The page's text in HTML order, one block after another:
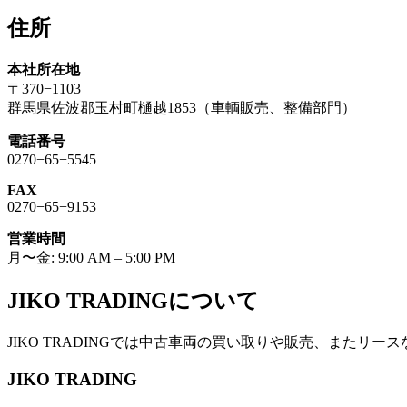
住所
本社所在地
〒370−1103
群馬県佐波郡玉村町樋越1853（車輌販売、整備部門）
電話番号
0270−65−5545
FAX
0270−65−9153
営業時間
月〜金: 9:00 AM – 5:00 PM
JIKO TRADINGについて
JIKO TRADINGでは中古車両の買い取りや販売、またリース
JIKO TRADING